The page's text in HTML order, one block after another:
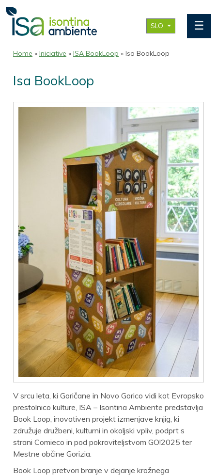
SLO ☰
Home » Iniciative » ISA BookLoop » Isa BookLoop
Isa BookLoop
V srcu leta, ki Goričane in Novo Gorico vidi kot Evropsko
prestolnico kulture, ISA – Isontina Ambiente predstavlja
Book Loop, inovativen projekt izmenjave knjig, ki
združuje družbeni, kulturni in okoljski vpliv, podprt s
strani Comieco in pod pokroviteljstvom GO!2025 ter
Mestne občine Gorizia.
Book Loop pretvori branje v dejanje krožnega